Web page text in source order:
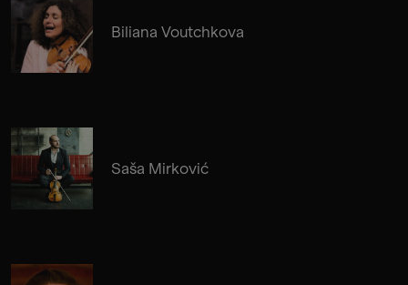
Biliana Voutchkova
Saša Mirković